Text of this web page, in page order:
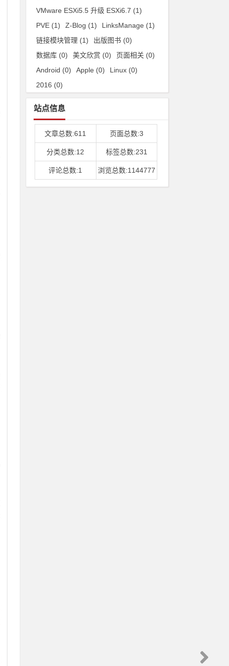
VMware ESXi5.5 升级 ESXi6.7 (1)
PVE (1) Z-Blog (1) LinksManage (1)
链接模块管理 (1) 出版图书 (0)
数据库 (0) 美文欣赏 (0) 页面相关 (0)
Android (0) Apple (0) Linux (0)
2016 (0)
站点信息
文章总数:611 页面总数:3
分类总数:12 标签总数:231
评论总数:1 浏览总数:1144777